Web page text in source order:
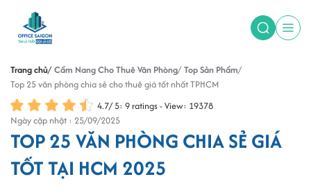
Trang chủ Cẩm Nang Cho Thuê Văn Phòng Top Sản Phẩm
Top 25 văn phòng chia sẻ cho thuê giá tốt nhất TPHCM
4.7/5: 9 ratings - View: 19378
Ngày cập nhật : 25/09/2025
TOP 25 VĂN PHÒNG CHIA SẺ GIÁ
TỐT TẠI HCM 2025